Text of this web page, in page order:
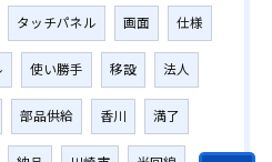
タッチパネル 画面 仕様
使い勝手 移設 法人
部品供給 香川 満了